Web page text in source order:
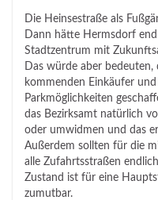
Die Heinsestraße als
Dann hätte Hermsdorf
Stadtzentrum mit
Das würde aber
kommenden Einkäufer
Parkmöglichkeiten
das Bezirksamt natürlich
oder umwidmen und das
Außerdem sollten für die
alle Zufahrtsstraßen
Zustand ist für eine
zumutbar.